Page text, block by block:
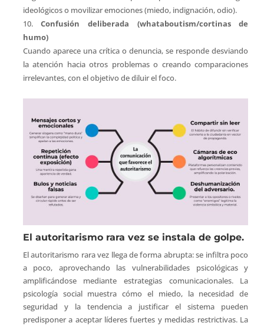
ideológicos o movilizar emociones (miedo, indignación, odio).
Confusión deliberada (whataboutism/cortinas de
humo)
Cuando aparece una crítica o denuncia, se responde desviando
la atención hacia otros problemas o creando comparaciones
irrelevantes, con el objetivo de diluir el foco.
El autoritarismo rara vez se instala de golpe.
El autoritarismo rara vez llega de forma abrupta: se infiltra poco
a poco, aprovechando las vulnerabilidades psicológicas y
amplificándose mediante estrategias comunicacionales. La
psicología social muestra cómo el miedo, la necesidad de
seguridad y la tendencia a justificar el sistema pueden
predisponer a aceptar líderes fuertes y medidas restrictivas. La